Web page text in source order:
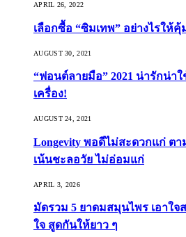
APRIL 26, 2022
เลือกซื้อ “ซิมเทพ” อย่างไรให้คุ้
AUGUST 30, 2021
“ฟอนต์ลายมือ” 2021 น่ารักน่า
เครื่อง!
AUGUST 24, 2021
Longevity พอดีไม่สะดวกแก่ ต
เน้นชะลอวัย ไม่อ่อมแก่
APRIL 3, 2026
มัดรวม 5 ยาดมสมุนไพร เอาใ
ใจ สูดกันให้ยาว ๆ